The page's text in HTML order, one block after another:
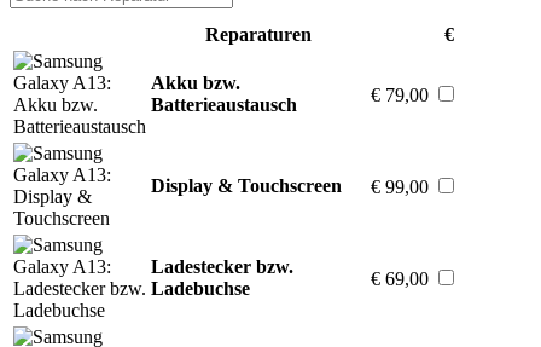
Reparaturen €
Akku bzw.
Batterieaustausch
€ 79,00
Display & Touchscreen € 99,00
Ladestecker bzw.
Ladebuchse
€ 69,00